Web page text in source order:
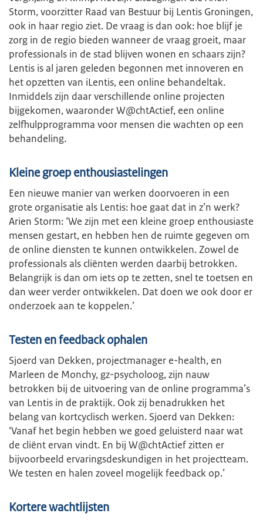
Storm, voorzitter Raad van Bestuur bij Lentis Groningen,
ook in haar regio ziet. De vraag is dan ook: hoe blijf je
zorg in de regio bieden wanneer de vraag groeit, maar
professionals in de stad blijven wonen en schaars zijn?
Lentis is al jaren geleden begonnen met innoveren en
het opzetten van iLentis, een online behandeltak.
Inmiddels zijn daar verschillende online projecten
bijgekomen, waaronder W@chtActief, een online
zelfhulpprogramma voor mensen die wachten op een
behandeling.
Kleine groep enthousiastelingen
Een nieuwe manier van werken doorvoeren in een
grote organisatie als Lentis: hoe gaat dat in z’n werk?
Arien Storm: ‘We zijn met een kleine groep enthousiaste
mensen gestart, en hebben hen de ruimte gegeven om
de online diensten te kunnen ontwikkelen. Zowel de
professionals als cliënten werden daarbij betrokken.
Belangrijk is dan om iets op te zetten, snel te toetsen en
dan weer verder ontwikkelen. Dat doen we ook door er
onderzoek aan te koppelen.’
Testen en feedback ophalen
Sjoerd van Dekken, projectmanager e-health, en
Marleen de Monchy, gz-psycholoog, zijn nauw
betrokken bij de uitvoering van de online programma’s
van Lentis in de praktijk. Ook zij benadrukken het
belang van kortcyclisch werken. Sjoerd van Dekken:
‘Vanaf het begin hebben we goed geluisterd naar wat
de cliënt ervan vindt. En bij W@chtActief zitten er
bijvoorbeeld ervaringsdeskundigen in het projectteam.
We testen en halen zoveel mogelijk feedback op.’
Kortere wachtlijsten